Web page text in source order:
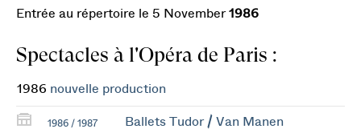
Entrée au répertoire le 5 November1986
Spectacles à l'Opéra de Paris :
1986 nouvelle production
1986 / 1987 Ballets Tudor / Van Manen